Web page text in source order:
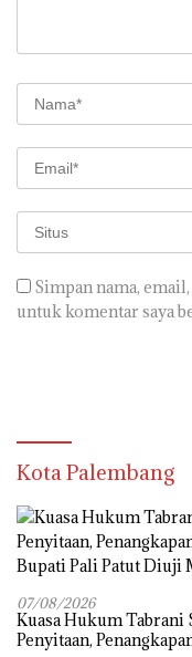
Simpan nama,
untuk komentar saya
Kota Palembang
07/08/2026
‎Kuasa Hukum Tabrani
Penyitaan,